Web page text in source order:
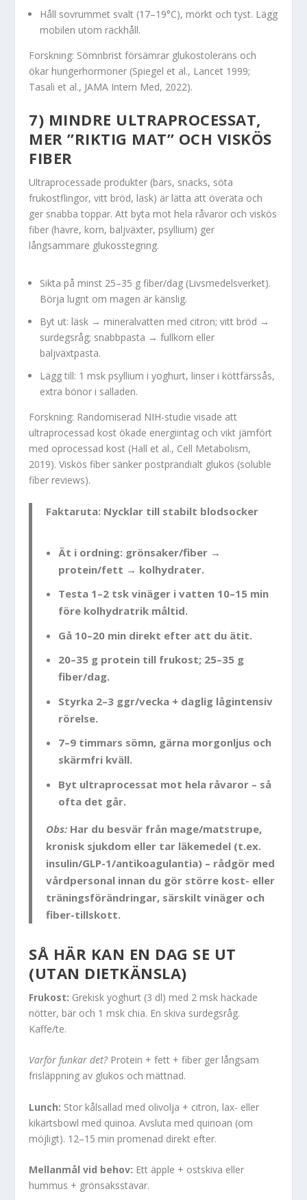
Håll sovrummet svalt (17–19°C), mörkt och tyst. Lägg
mobilen utom räckhåll.
Forskning: Sömnbrist försämrar glukostolerans och
ökar hungerhormoner (Spiegel et al., Lancet 1999;
Tasali et al., JAMA Intern Med, 2022).
7) MINDRE ULTRAPROCESSAT,
MER ”RIKTIG MAT” OCH VISKÖS
FIBER
Ultraprocessade produkter (bars, snacks, söta
frukostflingor, vitt bröd, läsk) är lätta att överäta och
ger snabba toppar. Att byta mot hela råvaror och viskös
fiber (havre, korn, baljväxter, psyllium) ger
långsammare glukosstegring.
Sikta på minst 25–35 g fiber/dag (Livsmedelsverket).
Börja lugnt om magen är känslig.
Byt ut: läsk → mineralvatten med citron; vitt bröd →
surdegsråg; snabbpasta → fullkorn eller
baljväxtpasta.
Lägg till: 1 msk psyllium i yoghurt, linser i köttfärssås,
extra bönor i salladen.
Forskning: Randomiserad NIH-studie visade att
ultraprocessad kost ökade energiintag och vikt jämfört
med oprocessad kost (Hall et al., Cell Metabolism,
2019). Viskös fiber sänker postprandialt glukos (soluble
fiber reviews).
Faktaruta: Nycklar till stabilt blodsocker
Ät i ordning: grönsaker/fiber →
protein/fett → kolhydrater.
Testa 1–2 tsk vinäger i vatten 10–15 min
före kolhydratrik måltid.
Gå 10–20 min direkt efter att du ätit.
20–35 g protein till frukost; 25–35 g
fiber/dag.
Styrka 2–3 ggr/vecka + daglig lågintensiv
rörelse.
7–9 timmars sömn, gärna morgonljus och
skärmfri kväll.
Byt ultraprocessat mot hela råvaror – så
ofta det går.
Obs: Har du besvär från mage/matstrupe,
kronisk sjukdom eller tar läkemedel (t.ex.
insulin/GLP-1/antikoagulantia) – rådgör med
vårdpersonal innan du gör större kost- eller
träningsförändringar, särskilt vinäger och
fiber-tillskott.
SÅ HÄR KAN EN DAG SE UT
(UTAN DIETKÄNSLA)
Frukost: Grekisk yoghurt (3 dl) med 2 msk hackade
nötter, bär och 1 msk chia. En skiva surdegsråg.
Kaffe/te.
Varför funkar det?Protein + fett + fiber ger långsam
frisläppning av glukos och mättnad.
Lunch: Stor kålsallad med olivolja + citron, lax- eller
kikärtsbowl med quinoa. Avsluta med quinoan (om
möjligt). 12–15 min promenad direkt efter.
Mellanmål vid behov: Ett äpple + ostskiva eller
hummus + grönsaksstavar.